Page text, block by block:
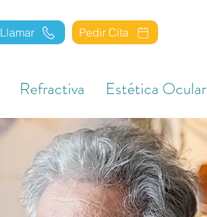
Llamar Pedir Cita
Refractiva Estética Ocular